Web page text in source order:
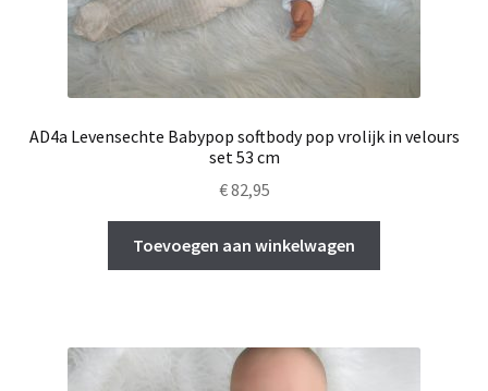
AD4a Levensechte Babypop softbody pop vrolijk in velours
set 53 cm
€82,95
Toevoegen aan winkelwagen